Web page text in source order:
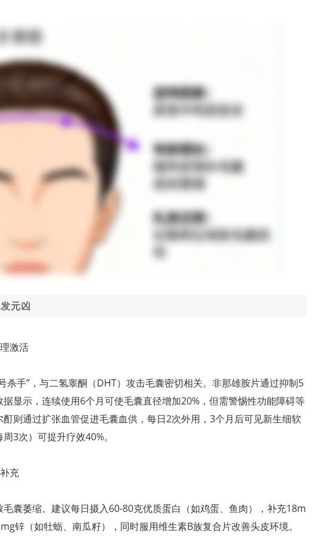
元凶
激活
杀手”，与二氢睾酮（DHT）攻击毛囊密切相关。非那雄胺片通过抑制5
显示，连续使用6个月可使毛囊直径增加20%，但需警惕性功能障碍等
则通过扩张血管促进毛囊血供，每日2次外用，3个月后可见新生细软
3次）可提升疗效40%。
充
囊萎缩。建议每日摄入60-80克优质蛋白（如鸡蛋、鱼肉），补充18m
锌（如牡蛎、南瓜籽），同时服用维生素B族复合片改善头皮环境。